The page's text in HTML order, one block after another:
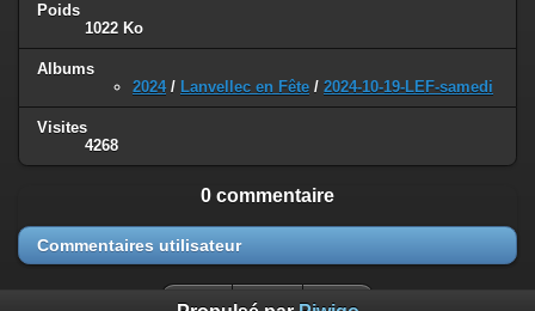
Poids
1022 Ko
Albums
2024/ Lanvellec en Fête / 2024-10-19-LEF-samedi
Visites
4268
0 commentaire
Commentaires utilisateur